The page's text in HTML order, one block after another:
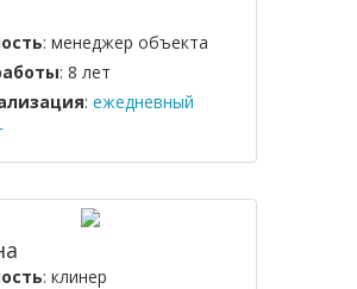
: менеджер объекта
: 8 лет
: ежедневный
: клинер